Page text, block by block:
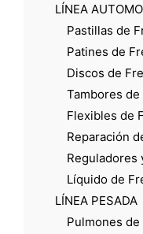
LÍNEA
Pastillas de
Patines de
Discos de
Tambores
Flexibles de
Reparación
Reguladores
Líquido de
LÍNEA PESADA
Pulmones